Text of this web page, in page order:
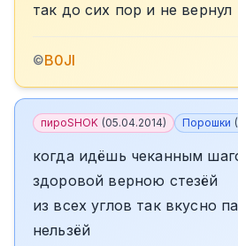
так до сих пор и не вернул
©B0JI
пироSHOK (05.04.2014) Порошки (
когда идёшь чеканным
здоровой верною стезёй
из всех углов так вкусно
нельзёй